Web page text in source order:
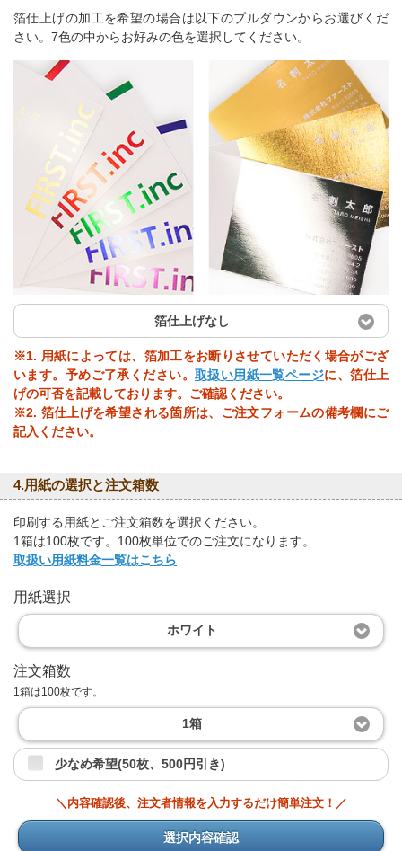
箔仕上げの加工を希望の場合は以下のプルダウンからお選びくだ
さい。7色の中からお好みの色を選択してください。
箔仕上げなし
※1. 用紙によっては、箔加工をお断りさせていただく場合がござ
います。予めご了承ください。 取扱い用紙一覧ページに、箔仕上
げの可否を記載しております。ご確認ください。
※2. 箔仕上げを希望される箇所は、ご注文フォームの備考欄にご
記入ください。
4.用紙の選択と注文箱数
印刷する用紙とご注文箱数を選択ください。
1箱は100枚です。100枚単位でのご注文になります。
取扱い用紙料金一覧はこちら
用紙選択
ホワイト
注文箱数
1箱は100枚です。
1箱
少なめ希望(50枚、500円引き)
＼内容確認後、注文者情報を入力するだけ簡単注文！／
選択内容確認